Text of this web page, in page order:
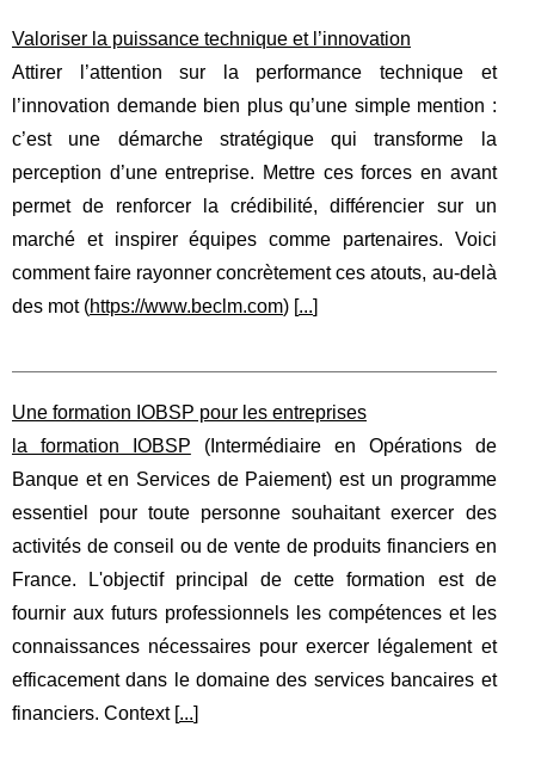
Valoriser la puissance technique et l’innovation
Attirer l’attention sur la performance technique et
l’innovation demande bien plus qu’une simple mention :
c’est une démarche stratégique qui transforme la
perception d’une entreprise. Mettre ces forces en avant
permet de renforcer la crédibilité, différencier sur un
marché et inspirer équipes comme partenaires. Voici
comment faire rayonner concrètement ces atouts, au-delà
des mot (https://www.beclm.com) [...]
Une formation IOBSP pour les entreprises
la formation IOBSP (Intermédiaire en Opérations de
Banque et en Services de Paiement) est un programme
essentiel pour toute personne souhaitant exercer des
activités de conseil ou de vente de produits financiers en
France. L'objectif principal de cette formation est de
fournir aux futurs professionnels les compétences et les
connaissances nécessaires pour exercer légalement et
efficacement dans le domaine des services bancaires et
financiers. Context [...]